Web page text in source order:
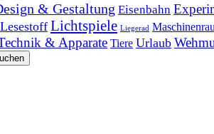
& Gestaltung Eisenbahn
Lesestoff Lichtspiele Liegerad
& Apparate Tiere Urlaub